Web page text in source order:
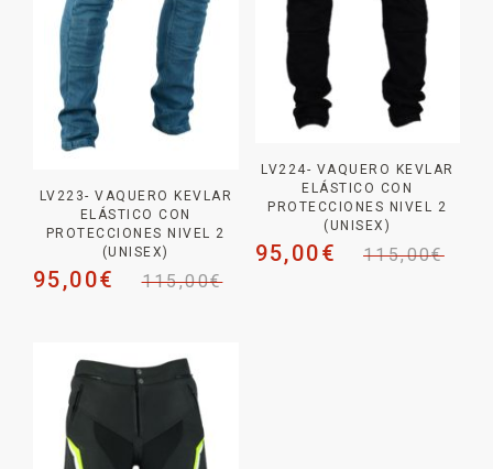
LV223- VAQUERO KEVLAR
ELÁSTICO CON
PROTECCIONES NIVEL 2
(UNISEX)
115,00€
95,00€
LV224- VAQUERO KEVLAR
ELÁSTICO CON
PROTECCIONES NIVEL 2
(UNISEX)
115,00€
95,00€